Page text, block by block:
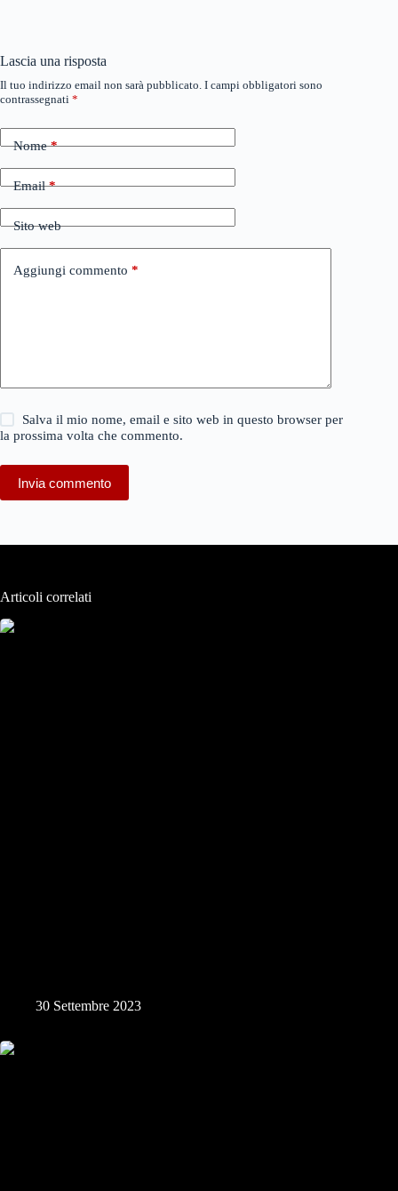
Lascia una risposta
Il tuo indirizzo email non sarà pubblicato. I campi obbligatori sono
contrassegnati *
Nome*
Email*
Sito web
Aggiungi commento *
Salva il mio nome, email e sito web in questo browser per
la prossima volta che commento.
Invia commento
Articoli correlati
30 Settembre 2023